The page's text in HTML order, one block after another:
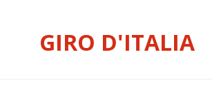
GIRO D'ITALIA